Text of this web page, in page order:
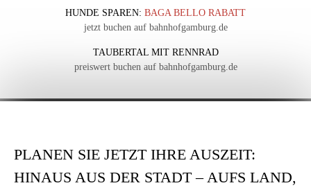
HUNDE SPAREN: BAGA BELLO RABATT
jetzt buchen auf bahnhofgamburg.de
TAUBERTAL MIT RENNRAD
preiswert buchen auf bahnhofgamburg.de
PLANEN SIE JETZT IHRE AUSZEIT:
HINAUS AUS DER STADT – AUFS LAND,